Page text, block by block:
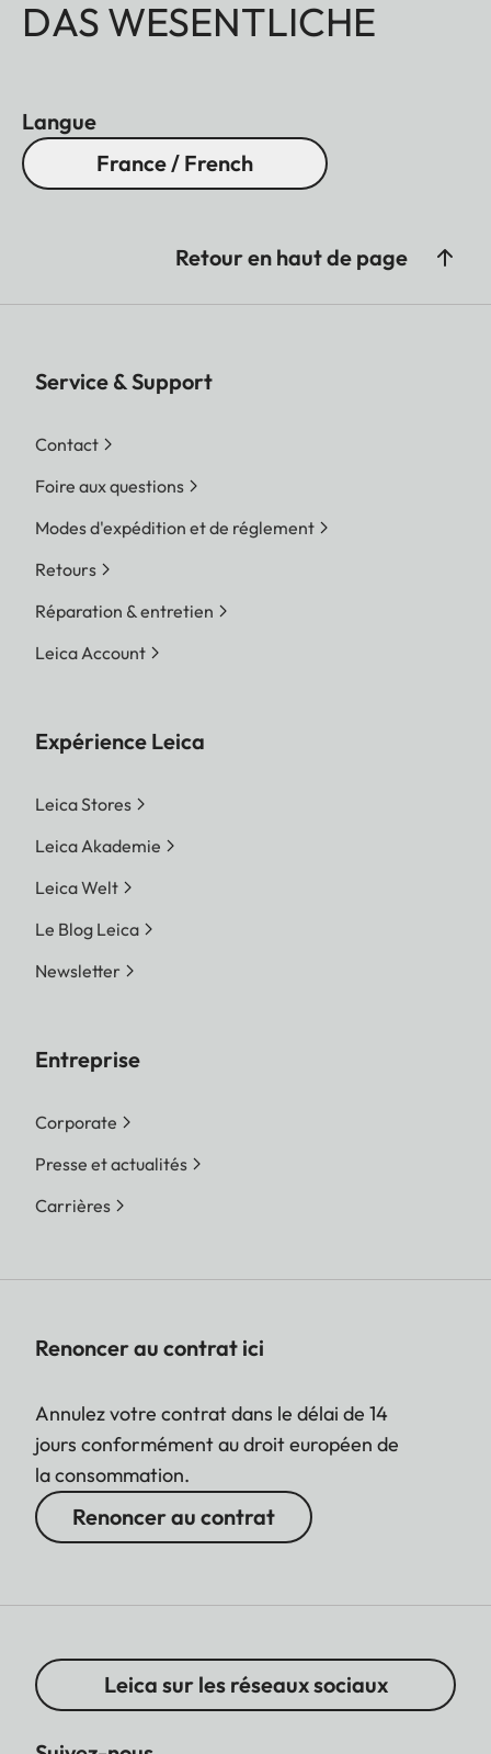
DAS WESENTLICHE
Langue
France / French
Retour en haut de page
Service & Support
Contact
Foire aux questions
Modes d'expédition et de réglement
Retours
Réparation & entretien
Leica Account
Expérience Leica
Leica Stores
Leica Akademie
Leica Welt
Le Blog Leica
Newsletter
Entreprise
Corporate
Presse et actualités
Carrières
Renoncer au contrat ici
Annulez votre contrat dans le délai de 14
jours conformément au droit européen de
la consommation.
Renoncer au contrat
Leica sur les réseaux sociaux